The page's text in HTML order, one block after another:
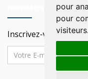
pour
pour
visiteurs.
Inscrivez-vous à